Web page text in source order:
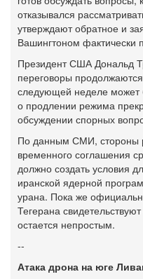
отказывался
утверждают обратное и
Вашингтоном фактически
Президент США Дональд
переговоры
следующей неделе может
о продлении режима
обсуждении спорных
По данным СМИ, стороны
временного соглашения
должно создать условия
иранской ядерной
урана. Пока же
Тегерана
остается непростым.
--
Атака дрона на юге